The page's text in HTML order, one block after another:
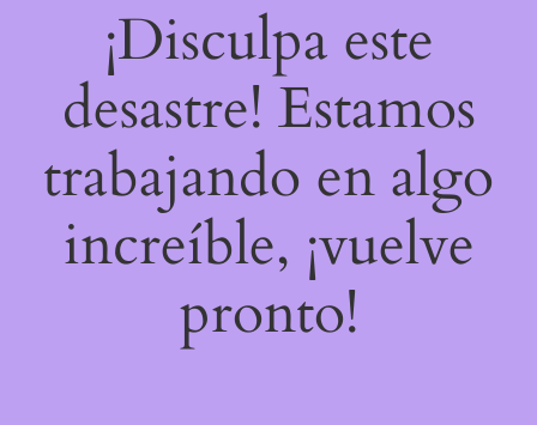
¡Disculpa este
desastre! Estamos
trabajando en algo
increíble, ¡vuelve
pronto!